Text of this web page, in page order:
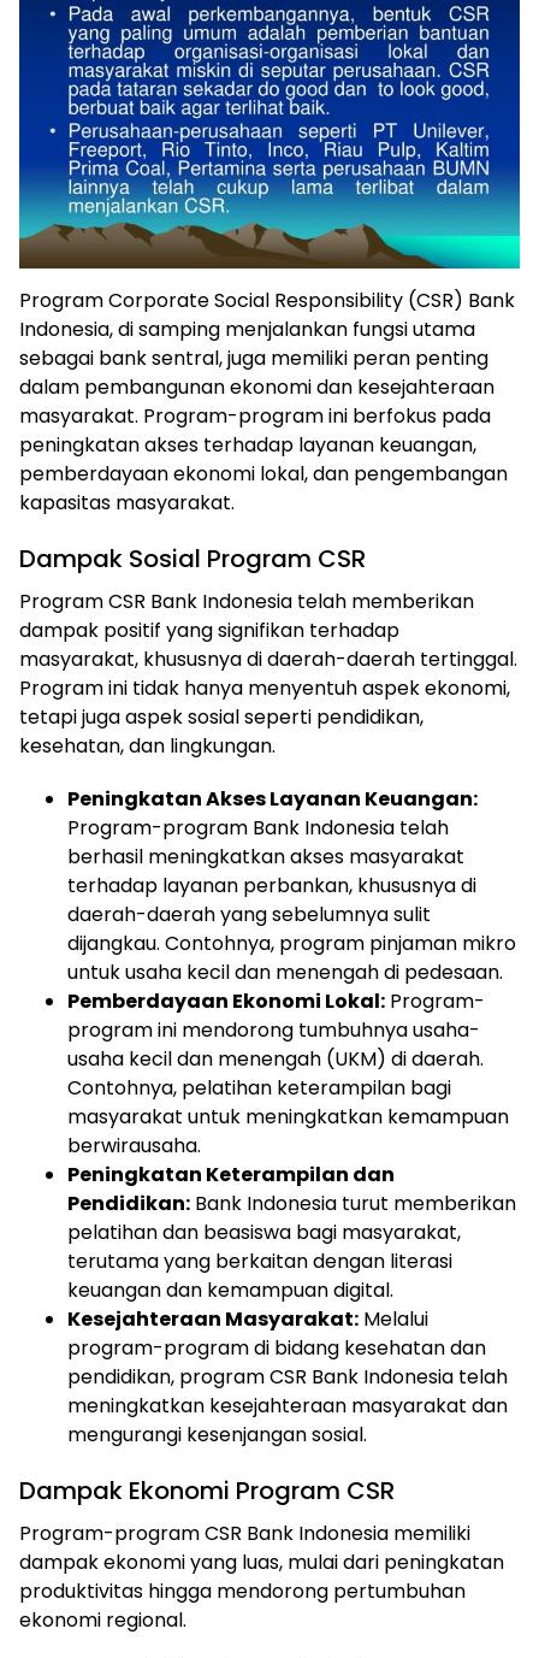
Program Corporate Social Responsibility (CSR) Bank
Indonesia, di samping menjalankan fungsi utama
sebagai bank sentral, juga memiliki peran penting
dalam pembangunan ekonomi dan kesejahteraan
masyarakat. Program-program ini berfokus pada
peningkatan akses terhadap layanan keuangan,
pemberdayaan ekonomi lokal, dan pengembangan
kapasitas masyarakat.
Dampak Sosial Program CSR
Program CSR Bank Indonesia telah memberikan
dampak positif yang signifikan terhadap
masyarakat, khususnya di daerah-daerah tertinggal.
Program ini tidak hanya menyentuh aspek ekonomi,
tetapi juga aspek sosial seperti pendidikan,
kesehatan, dan lingkungan.
Peningkatan Akses Layanan Keuangan:
Program-program Bank Indonesia telah
berhasil meningkatkan akses masyarakat
terhadap layanan perbankan, khususnya di
daerah-daerah yang sebelumnya sulit
dijangkau. Contohnya, program pinjaman mikro
untuk usaha kecil dan menengah di pedesaan.
Pemberdayaan Ekonomi Lokal: Program-
program ini mendorong tumbuhnya usaha-
usaha kecil dan menengah (UKM) di daerah.
Contohnya, pelatihan keterampilan bagi
masyarakat untuk meningkatkan kemampuan
berwirausaha.
Peningkatan Keterampilan dan
Pendidikan: Bank Indonesia turut memberikan
pelatihan dan beasiswa bagi masyarakat,
terutama yang berkaitan dengan literasi
keuangan dan kemampuan digital.
Kesejahteraan Masyarakat: Melalui
program-program di bidang kesehatan dan
pendidikan, program CSR Bank Indonesia telah
meningkatkan kesejahteraan masyarakat dan
mengurangi kesenjangan sosial.
Dampak Ekonomi Program CSR
Program-program CSR Bank Indonesia memiliki
dampak ekonomi yang luas, mulai dari peningkatan
produktivitas hingga mendorong pertumbuhan
ekonomi regional.